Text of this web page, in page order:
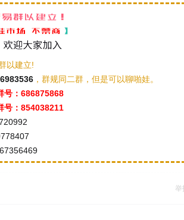
以建立!
，群规同二群，但是可以聊啪娃。
号：686875868
号：854038211
举